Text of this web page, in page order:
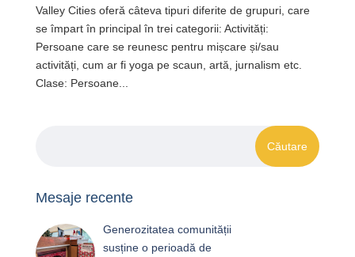
Valley Cities oferă câteva tipuri diferite de grupuri, care
se împart în principal în trei categorii: Activități:
Persoane care se reunesc pentru mișcare și/sau
activități, cum ar fi yoga pe scaun, artă, jurnalism etc.
Clase: Persoane...
Mesaje recente
Generozitatea comunității
susține o perioadă de